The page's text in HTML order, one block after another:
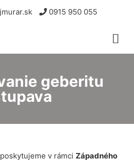
0915 950 055
geberitu
v rámci Západného